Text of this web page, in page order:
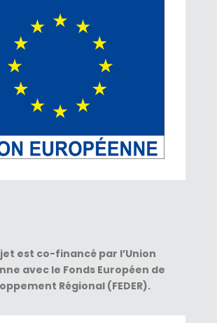
est co-financé par l’Union
avec le Fonds Européen de
Régional (FEDER).